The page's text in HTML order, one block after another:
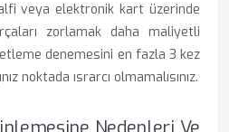
veya elektronik kart üzerinde
zorlamak daha maliyetli
denemesini en fazla 3 kez
noktada ısrarcı olmamalısınız.